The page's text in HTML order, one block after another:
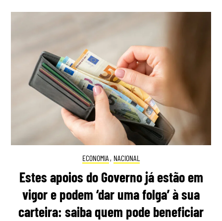
ECONOMIA , NACIONAL
Estes apoios do Governo já estão em
vigor e podem ‘dar uma folga’ à sua
carteira: saiba quem pode beneficiar